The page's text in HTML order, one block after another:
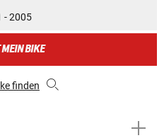
- 2005
BIKE
finden